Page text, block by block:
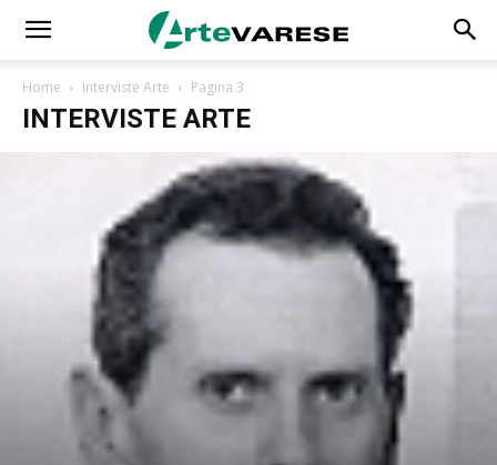
Home Interviste Arte Pagina 3
INTERVISTE ARTE